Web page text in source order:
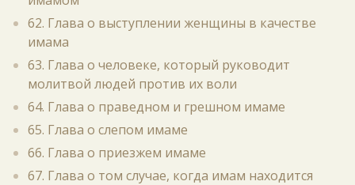
62. Глава о выступлении женщины в качестве
имама
63. Глава о человеке, который руководит
молитвой людей против их воли
64. Глава о праведном и грешном имаме
65. Глава о слепом имаме
66. Глава о приезжем имаме
67. Глава о том случае, когда имам находится